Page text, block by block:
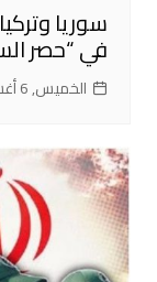
سوريا
في “حصر
الخميس, 6 أغسطس 2026, 17:47